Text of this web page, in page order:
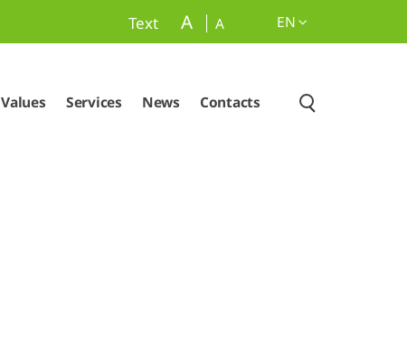
Text A A EN
Values Services News Contacts